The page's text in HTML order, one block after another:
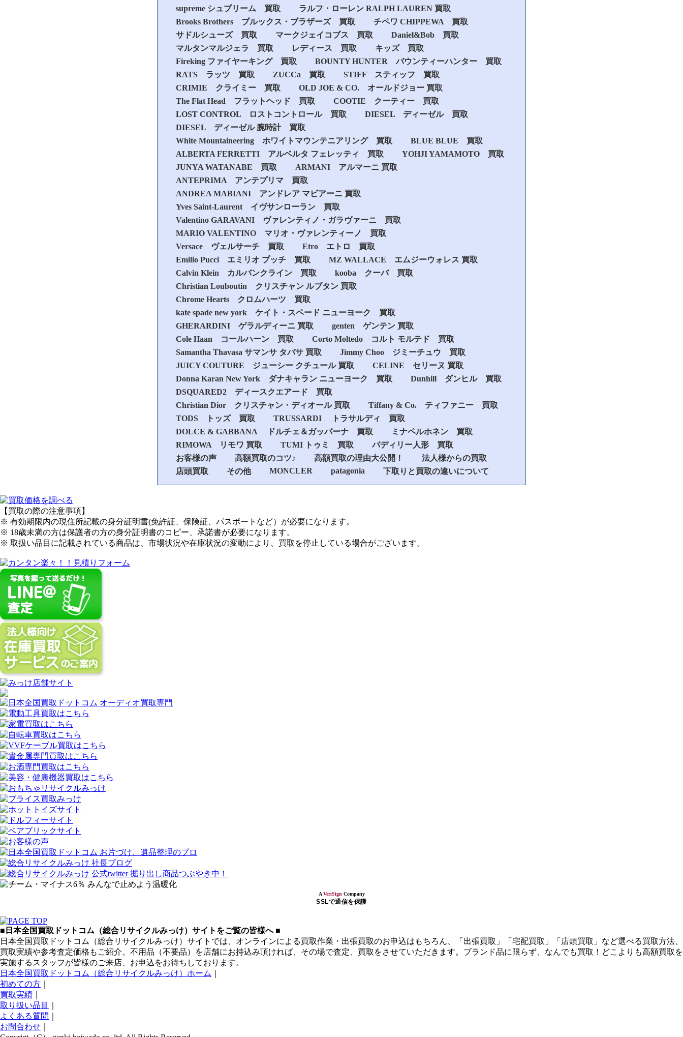
supreme シュプリーム 買取
ラルフ・ローレン RALPH LAUREN 買取
Brooks Brothers ブルックス・ブラザーズ 買取
チペワ CHIPPEWA 買取
サドルシューズ 買取
マークジェイコブス 買取
Daniel&Bob 買取
マルタンマルジェラ 買取
レディース 買取
キッズ 買取
Fireking ファイヤーキング 買取
BOUNTY HUNTER バウンティーハンター 買取
RATS ラッツ 買取
ZUCCa 買取
STIFF スティッフ 買取
CRIMIE クライミー 買取
OLD JOE & CO. オールドジョー 買取
The Flat Head フラットヘッド 買取
COOTIE クーティー 買取
LOST CONTROL ロストコントロール 買取
DIESEL ディーゼル 買取
DIESEL ディーゼル 腕時計 買取
White Mountaineering ホワイトマウンテニアリング 買取
BLUE BLUE 買取
ALBERTA FERRETTI アルベルタ フェレッティ 買取
YOHJI YAMAMOTO 買取
JUNYA WATANABE 買取
ARMANI アルマーニ 買取
ANTEPRIMA アンテプリマ 買取
ANDREA MABIANI アンドレア マビアーニ 買取
Yves Saint-Laurent イヴサンローラン 買取
Valentino GARAVANI ヴァレンティノ・ガラヴァーニ 買取
MARIO VALENTINO マリオ・ヴァレンティーノ 買取
Versace ヴェルサーチ 買取
Etro エトロ 買取
Emilio Pucci エミリオ プッチ 買取
MZ WALLACE エムジーウォレス 買取
Calvin Klein カルバンクライン 買取
kooba クーバ 買取
Christian Louboutin クリスチャン ルブタン 買取
Chrome Hearts クロムハーツ 買取
kate spade new york ケイト・スペード ニューヨーク 買取
GHERARDINI ゲラルディーニ 買取
genten ゲンテン 買取
Cole Haan コールハーン 買取
Corto Moltedo コルト モルテド 買取
Samantha Thavasa サマンサ タバサ 買取
Jimmy Choo ジミーチュウ 買取
JUICY COUTURE ジューシー クチュール 買取
CELINE セリーヌ 買取
Donna Karan New York ダナキャラン ニューヨーク 買取
Dunhill ダンヒル 買取
DSQUARED2 ディースクエアード 買取
Christian Dior クリスチャン・ディオール 買取
Tiffany & Co. ティファニー 買取
TODS トッズ 買取
TRUSSARDI トラサルディ 買取
DOLCE & GABBANA ドルチェ＆ガッバーナ 買取
ミナペルホネン 買取
RIMOWA リモワ 買取
TUMI トゥミ 買取
バディリー人形 買取
お客様の声
高額買取のコツ♪ 高額買取の理由大公開！
法人様からの買取
店頭買取
その他 MONCLER patagonia 下取りと買取の違いについて
【買取の際の注意事項】
※ 有効期限内の現住所記載の身分証明書(免許証、保険証、パスポートなど）が必要になります。
※ 18歳未満の方は保護者の方の身分証明書のコピー、承諾書が必要になります。
※ 取扱い品目に記載されている商品は、市場状況や在庫状況の変動により、買取を停止している場合がございます。
AVeriSign Company
SSLで通信を保護
■日本全国買取ドットコム（総合リサイクルみっけ）サイトをご覧の皆様へ ■
日本全国買取ドットコム（総合リサイクルみっけ）サイトでは、オンラインによる買取作業・出張買取のお申込はもちろん、「出張買取」「宅配買取」「店頭買取」など選べる買取方法、
買取実績や参考査定価格もご紹介。不用品（不要品）を店舗にお持込み頂ければ、その場で査定、買取をさせていただきます。ブランド品に限らず、なんでも買取！どこよりも高額買取を
実施するスタッフが皆様のご来店、お申込をお待ちしております。
日本全国買取ドットコム（総合リサイクルみっけ）ホーム
初めての方
買取実績
取り扱い品目
よくある質問
お問合わせ